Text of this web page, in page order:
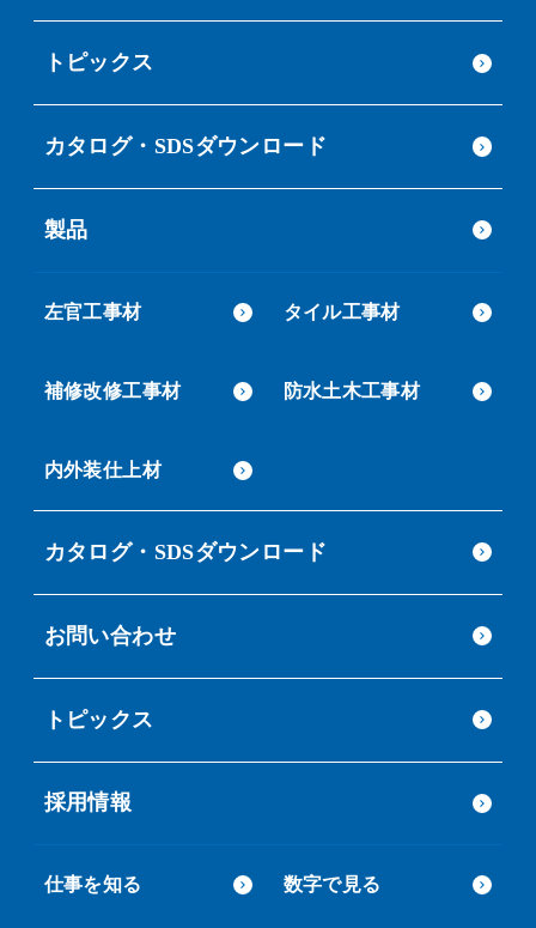
トピックス
カタログ・SDSダウンロード
製品
左官工事材 タイル工事材
補修改修工事材 防水土木工事材
内外装仕上材
カタログ・SDSダウンロード
お問い合わせ
トピックス
採用情報
仕事を知る 数字で見る